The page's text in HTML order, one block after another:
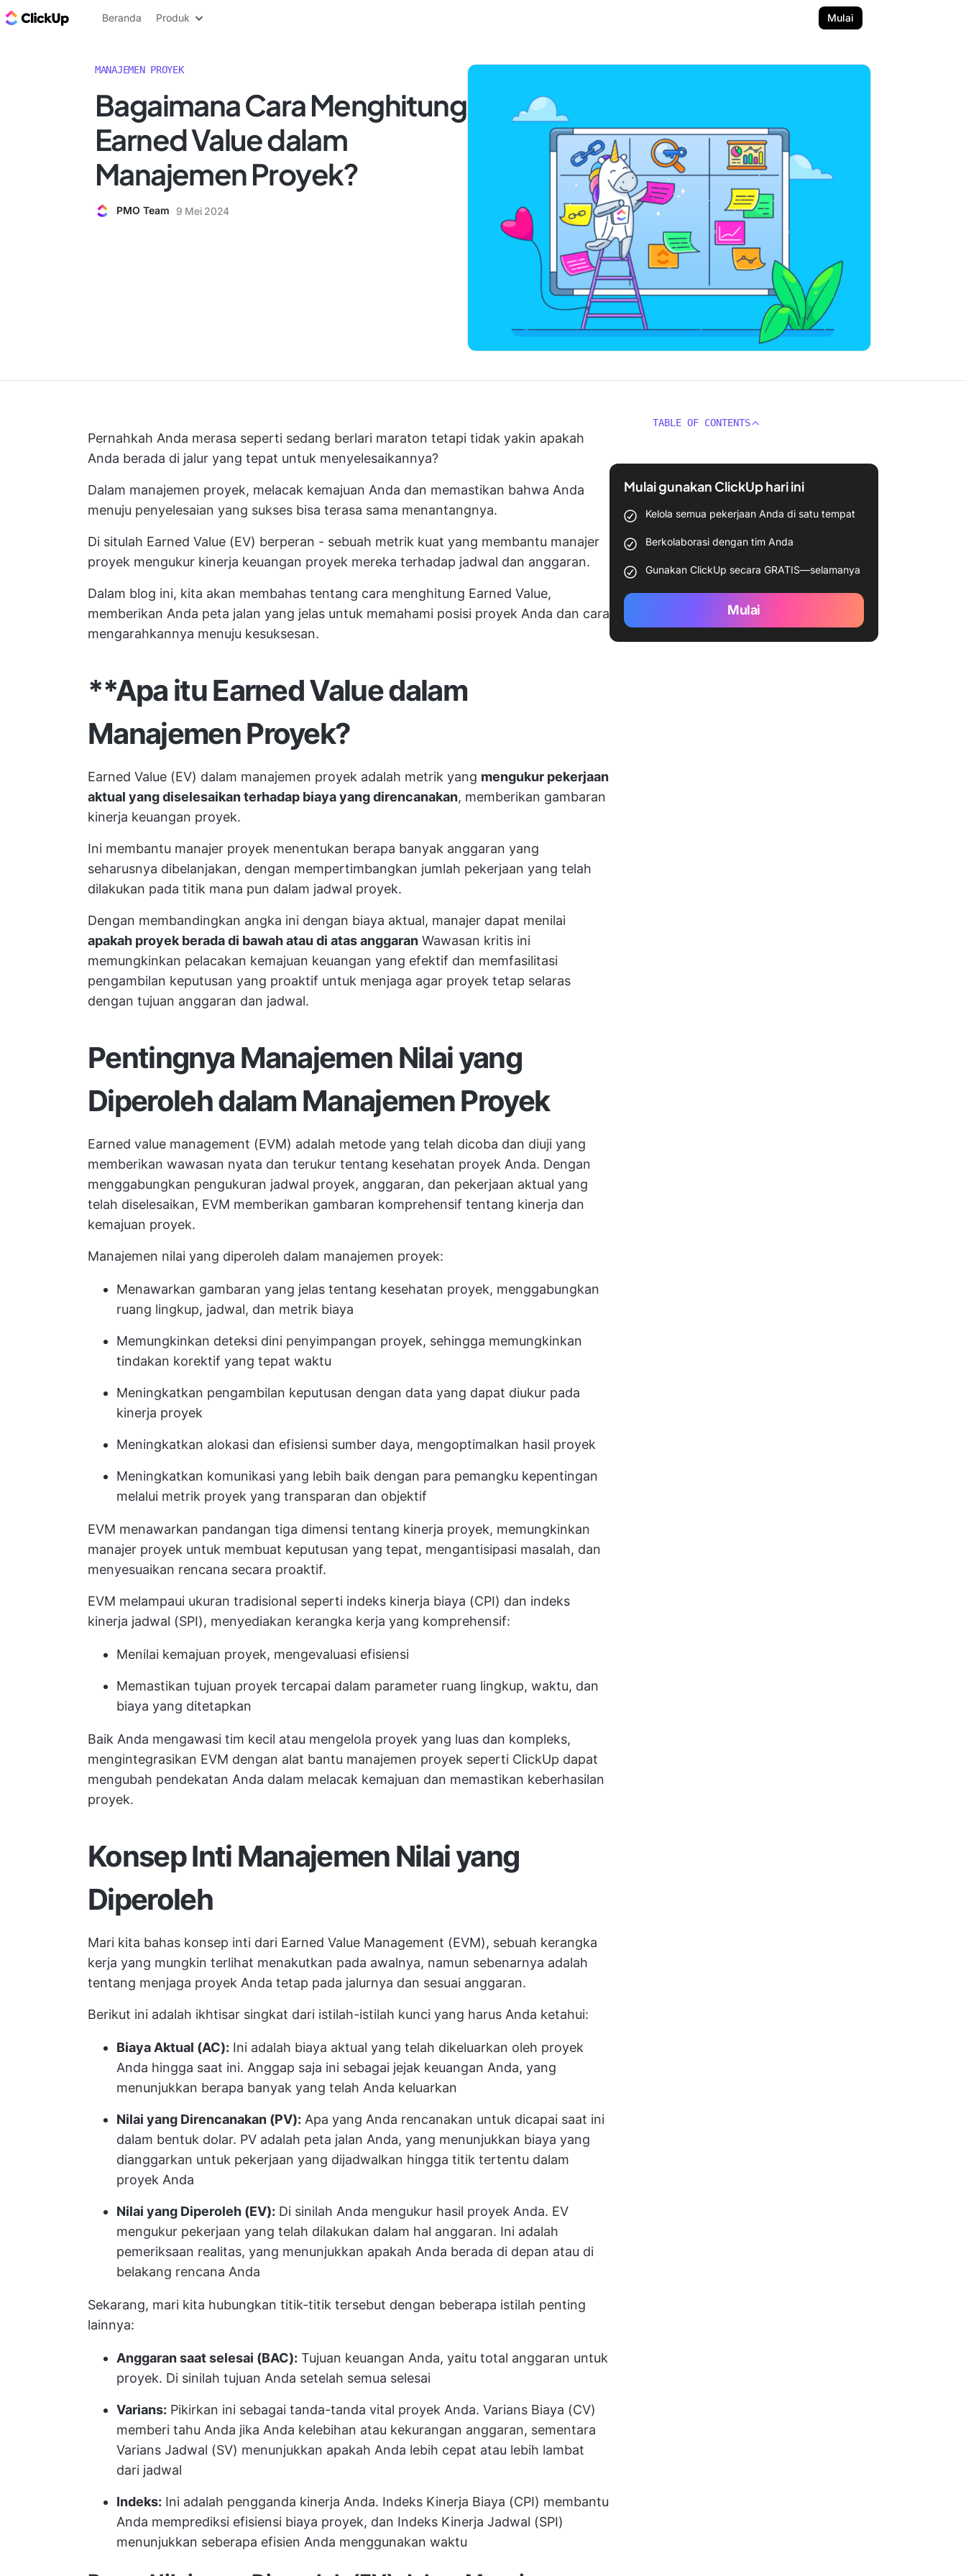
Blog ClickUp
Beranda Produk Mulai
MANAJEMEN PROYEK
Bagaimana Cara Menghitung
Earned Value dalam
Manajemen Proyek?
PMO Team 9 Mei 2024
Pernahkah Anda merasa seperti sedang berlari maraton tetapi tidak yakin apakah
Anda berada di jalur yang tepat untuk menyelesaikannya?
Dalam manajemen proyek, melacak kemajuan Anda dan memastikan bahwa Anda
menuju penyelesaian yang sukses bisa terasa sama menantangnya.
Di situlah Earned Value (EV) berperan - sebuah metrik kuat yang membantu manajer
proyek mengukur kinerja keuangan proyek mereka terhadap jadwal dan anggaran.
Dalam blog ini, kita akan membahas tentang cara menghitung Earned Value,
memberikan Anda peta jalan yang jelas untuk memahami posisi proyek Anda dan cara
mengarahkannya menuju kesuksesan.
**Apa itu Earned Value dalam
Manajemen Proyek?
Earned Value (EV) dalam manajemen proyek adalah metrik yang mengukur pekerjaan
aktual yang diselesaikan terhadap biaya yang direncanakan, memberikan gambaran
kinerja keuangan proyek.
Ini membantu manajer proyek menentukan berapa banyak anggaran yang
seharusnya dibelanjakan, dengan mempertimbangkan jumlah pekerjaan yang telah
dilakukan pada titik mana pun dalam jadwal proyek.
Dengan membandingkan angka ini dengan biaya aktual, manajer dapat menilai
apakah proyek berada di bawah atau di atas anggaran Wawasan kritis ini
memungkinkan pelacakan kemajuan keuangan yang efektif dan memfasilitasi
pengambilan keputusan yang proaktif untuk menjaga agar proyek tetap selaras
dengan tujuan anggaran dan jadwal.
Pentingnya Manajemen Nilai yang
Diperoleh dalam Manajemen Proyek
Earned value management (EVM) adalah metode yang telah dicoba dan diuji yang
memberikan wawasan nyata dan terukur tentang kesehatan proyek Anda. Dengan
menggabungkan pengukuran jadwal proyek, anggaran, dan pekerjaan aktual yang
telah diselesaikan, EVM memberikan gambaran komprehensif tentang kinerja dan
kemajuan proyek.
Manajemen nilai yang diperoleh dalam manajemen proyek:
Menawarkan gambaran yang jelas tentang kesehatan proyek, menggabungkan
ruang lingkup, jadwal, dan metrik biaya
Memungkinkan deteksi dini penyimpangan proyek, sehingga memungkinkan
tindakan korektif yang tepat waktu
Meningkatkan pengambilan keputusan dengan data yang dapat diukur pada
kinerja proyek
Meningkatkan alokasi dan efisiensi sumber daya, mengoptimalkan hasil proyek
Meningkatkan komunikasi yang lebih baik dengan para pemangku kepentingan
melalui metrik proyek yang transparan dan objektif
EVM menawarkan pandangan tiga dimensi tentang kinerja proyek, memungkinkan
manajer proyek untuk membuat keputusan yang tepat, mengantisipasi masalah, dan
menyesuaikan rencana secara proaktif.
EVM melampaui ukuran tradisional seperti indeks kinerja biaya (CPI) dan indeks
kinerja jadwal (SPI), menyediakan kerangka kerja yang komprehensif:
Menilai kemajuan proyek, mengevaluasi efisiensi
Memastikan tujuan proyek tercapai dalam parameter ruang lingkup, waktu, dan
biaya yang ditetapkan
Baik Anda mengawasi tim kecil atau mengelola proyek yang luas dan kompleks,
mengintegrasikan EVM dengan alat bantu manajemen proyek seperti ClickUp dapat
mengubah pendekatan Anda dalam melacak kemajuan dan memastikan keberhasilan
proyek.
Konsep Inti Manajemen Nilai yang
Diperoleh
Mari kita bahas konsep inti dari Earned Value Management (EVM), sebuah kerangka
kerja yang mungkin terlihat menakutkan pada awalnya, namun sebenarnya adalah
tentang menjaga proyek Anda tetap pada jalurnya dan sesuai anggaran.
Berikut ini adalah ikhtisar singkat dari istilah-istilah kunci yang harus Anda ketahui:
Biaya Aktual (AC): Ini adalah biaya aktual yang telah dikeluarkan oleh proyek
Anda hingga saat ini. Anggap saja ini sebagai jejak keuangan Anda, yang
menunjukkan berapa banyak yang telah Anda keluarkan
Nilai yang Direncanakan (PV): Apa yang Anda rencanakan untuk dicapai saat ini
dalam bentuk dolar. PV adalah peta jalan Anda, yang menunjukkan biaya yang
dianggarkan untuk pekerjaan yang dijadwalkan hingga titik tertentu dalam
proyek Anda
Nilai yang Diperoleh (EV): Di sinilah Anda mengukur hasil proyek Anda. EV
mengukur pekerjaan yang telah dilakukan dalam hal anggaran. Ini adalah
pemeriksaan realitas, yang menunjukkan apakah Anda berada di depan atau di
belakang rencana Anda
Sekarang, mari kita hubungkan titik-titik tersebut dengan beberapa istilah penting
lainnya:
Anggaran saat selesai (BAC): Tujuan keuangan Anda, yaitu total anggaran untuk
proyek. Di sinilah tujuan Anda setelah semua selesai
Varians: Pikirkan ini sebagai tanda-tanda vital proyek Anda. Varians Biaya (CV)
memberi tahu Anda jika Anda kelebihan atau kekurangan anggaran, sementara
Varians Jadwal (SV) menunjukkan apakah Anda lebih cepat atau lebih lambat
dari jadwal
Indeks: Ini adalah pengganda kinerja Anda. Indeks Kinerja Biaya (CPI) membantu
Anda memprediksi efisiensi biaya proyek, dan Indeks Kinerja Jadwal (SPI)
menunjukkan seberapa efisien Anda menggunakan waktu
TABLE OF CONTENTS
Mulai gunakan ClickUp hari ini
Kelola semua pekerjaan Anda di satu tempat
Berkolaborasi dengan tim Anda
Gunakan ClickUp secara GRATIS—selamanya
Mulai